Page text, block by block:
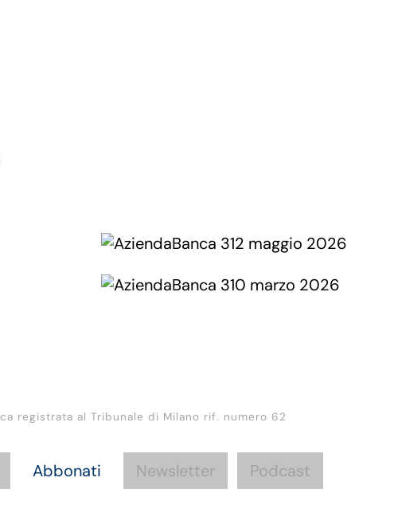
registrata al Tribunale di Milano rif. numero 62
Abbonati Newsletter Podcast